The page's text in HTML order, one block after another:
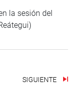
la sesión del
SIGUIENTE